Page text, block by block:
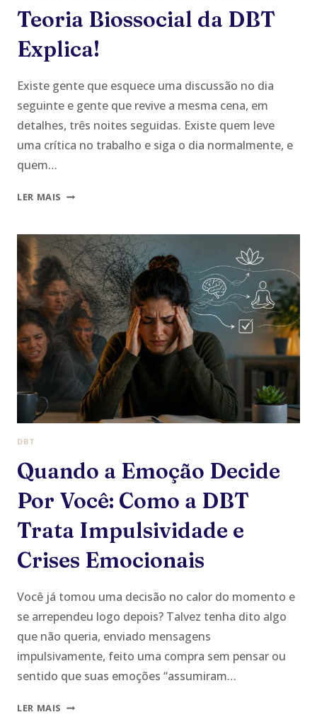
Teoria Biossocial da DBT
Explica!
Existe gente que esquece uma discussão no dia
seguinte e gente que revive a mesma cena, em
detalhes, três noites seguidas. Existe quem leve
uma crítica no trabalho e siga o dia normalmente, e
quem…
LER MAIS POR
SENTE
TUDO
COM
TANTA
INTENSIDADE:
TEORIA
BIOSSOCIAL
EXPLICA!
DBT
Quando a Emoção Decide
Por Você: Como a DBT
Trata Impulsividade e
Crises Emocionais
Você já tomou uma decisão no calor do momento e
se arrependeu logo depois? Talvez tenha dito algo
que não queria, enviado mensagens
impulsivamente, feito uma compra sem pensar ou
sentido que suas emoções “assumiram…
LER MAIS QUANDO